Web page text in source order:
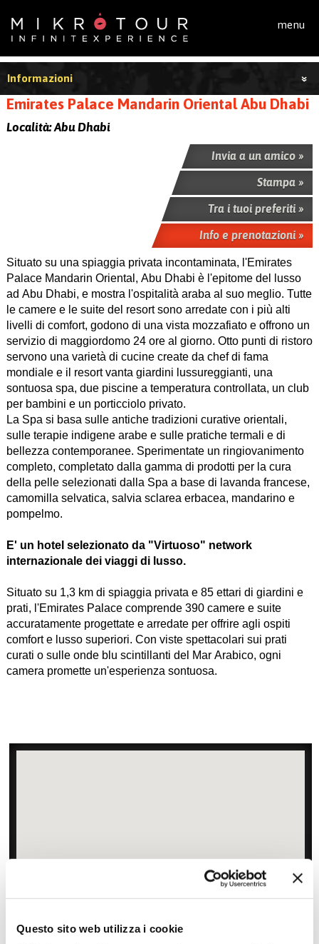
Questo sito web utilizza i cookie
menu
Informazioni
Emirates Palace Mandarin Oriental Abu Dhabi
Località:Abu Dhabi
Invia a un amico »
Stampa »
Tra i tuoi preferiti »
Info e prenotazioni »
Situato su una spiaggia privata incontaminata, l'Emirates
Palace Mandarin Oriental, Abu Dhabi è l'epitome del lusso
ad Abu Dhabi, e mostra l'ospitalità araba al suo meglio. Tutte
le camere e le suite del resort sono arredate con i più alti
livelli di comfort, godono di una vista mozzafiato e offrono un
servizio di maggiordomo 24 ore al giorno. Otto punti di ristoro
servono una varietà di cucine create da chef di fama
mondiale e il resort vanta giardini lussureggianti, una
sontuosa spa, due piscine a temperatura controllata, un club
per bambini e un porticciolo privato.
La Spa si basa sulle antiche tradizioni curative orientali,
sulle terapie indigene arabe e sulle pratiche termali e di
bellezza contemporanee. Sperimentate un ringiovanimento
completo, completato dalla gamma di prodotti per la cura
della pelle selezionati dalla Spa a base di lavanda francese,
camomilla selvatica, salvia sclarea erbacea, mandarino e
pompelmo.
E' un hotel selezionato da "Virtuoso" network
internazionale dei viaggi di lusso.
Situato su 1,3 km di spiaggia privata e 85 ettari di giardini e
prati, l'Emirates Palace comprende 390 camere e suite
accuratamente progettate e arredate per offrire agli ospiti
comfort e lusso superiori. Con viste spettacolari sui prati
curati o sulle onde blu scintillanti del Mar Arabico, ogni
camera promette un'esperienza sontuosa.